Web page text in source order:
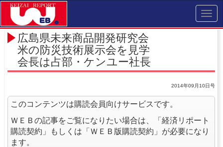
広島県未来商品開発研究会
米の防災技術展示会を見学
会長は占部・ケンユー社長
2014年09月10日号
このコンテンツは購読会員向けサービスです。
ＷＥＢの記事をご覧になりたい場合は、「経済リポート
購読契約」もしくは「ＷＥＢ版購読契約」が必要になり
ます。